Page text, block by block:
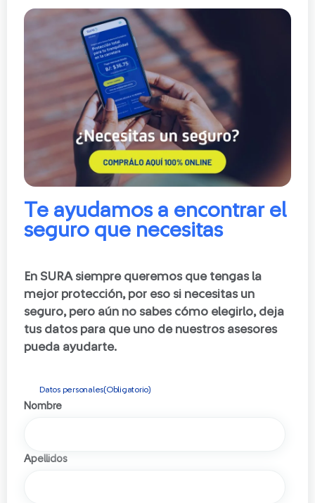
Te ayudamos a encontrar el
seguro que necesitas
En SURA siempre queremos que tengas la
mejor protección, por eso si necesitas un
seguro, pero aún no sabes cómo elegirlo, deja
tus datos para que uno de nuestros asesores
pueda ayudarte.
Datos personales(Obligatorio)
Nombre
Apellidos